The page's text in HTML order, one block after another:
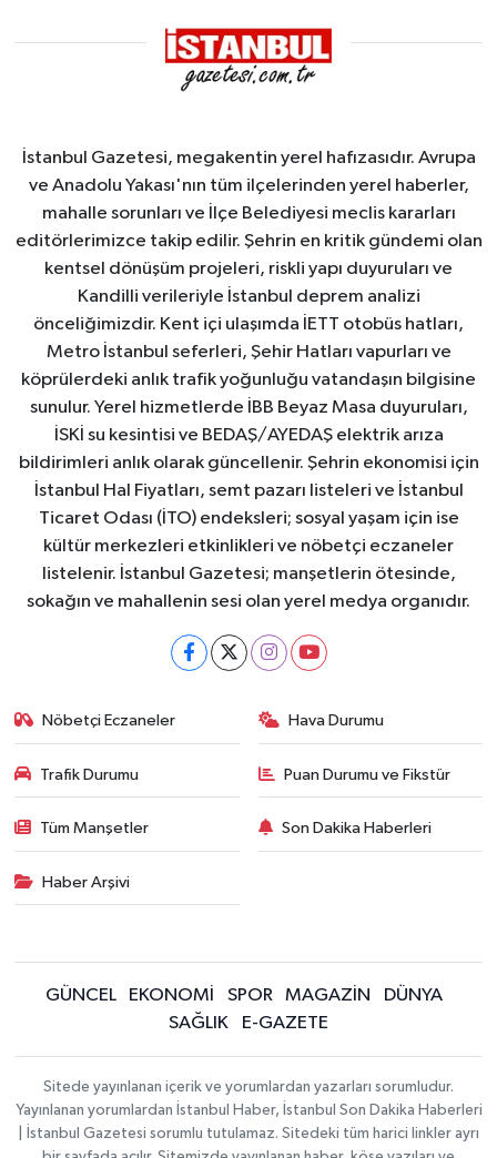
İstanbul Gazetesi, megakentin yerel hafızasıdır. Avrupa
ve Anadolu Yakası'nın tüm ilçelerinden yerel haberler,
mahalle sorunları ve İlçe Belediyesi meclis kararları
editörlerimizce takip edilir. Şehrin en kritik gündemi olan
kentsel dönüşüm projeleri, riskli yapı duyuruları ve
Kandilli verileriyle İstanbul deprem analizi
önceliğimizdir. Kent içi ulaşımda İETT otobüs hatları,
Metro İstanbul seferleri, Şehir Hatları vapurları ve
köprülerdeki anlık trafik yoğunluğu vatandaşın bilgisine
sunulur. Yerel hizmetlerde İBB Beyaz Masa duyuruları,
İSKİ su kesintisi ve BEDAŞ/AYEDAŞ elektrik arıza
bildirimleri anlık olarak güncellenir. Şehrin ekonomisi için
İstanbul Hal Fiyatları, semt pazarı listeleri ve İstanbul
Ticaret Odası (İTO) endeksleri; sosyal yaşam için ise
kültür merkezleri etkinlikleri ve nöbetçi eczaneler
listelenir. İstanbul Gazetesi; manşetlerin ötesinde,
sokağın ve mahallenin sesi olan yerel medya organıdır.
Nöbetçi Eczaneler Hava Durumu
Trafik Durumu Puan Durumu ve Fikstür
Tüm Manşetler Son Dakika Haberleri
Haber Arşivi
GÜNCEL EKONOMİ SPOR MAGAZİN
DÜNYA
SAĞLIK
E-GAZETE
Sitede yayınlanan içerik ve yorumlardan yazarları sorumludur.
Yayınlanan yorumlardan İstanbul Haber, İstanbul Son Dakika Haberleri
| İstanbul Gazetesi sorumlu tutulamaz. Sitedeki tüm harici linkler ayrı